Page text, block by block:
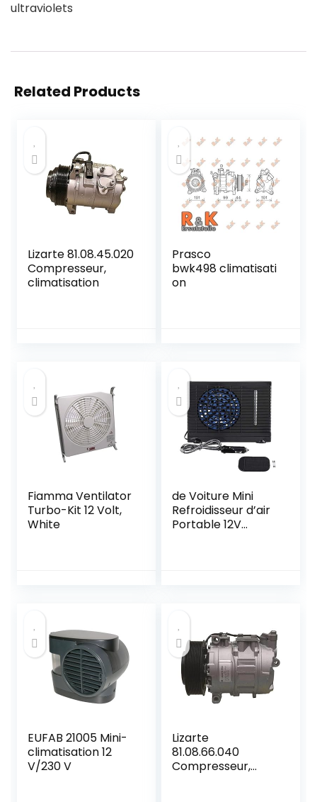
ultraviolets
Related Products
Lizarte 81.08.45.020
Compresseur,
climatisation
Prasco
bwk498 climatisati
on
Fiamma Ventilator
Turbo-Kit 12 Volt,
White
de Voiture Mini
Refroidisseur d’air
Portable 12V
EUFAB 21005 Mini-
climatisation 12
V/230 V
Lizarte
81.08.66.040
Compresseur,